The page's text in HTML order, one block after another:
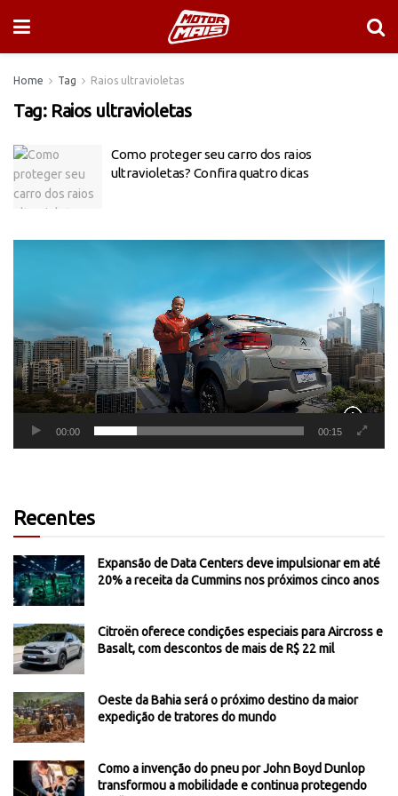
Home Tag Raios ultravioletas
Tag: Raios ultravioletas
Como proteger seu carro dos raios
ultravioletas? Confira quatro dicas
00:00 00:15
Recentes
Expansão de Data Centers deve impulsionar em até
20% a receita da Cummins nos próximos cinco anos
Citroën oferece condições especiais para Aircross e
Basalt, com descontos de mais de R$ 22 mil
Oeste da Bahia será o próximo destino da maior
expedição de tratores do mundo
Como a invenção do pneu por John Boyd Dunlop
transformou a mobilidade e continua protegendo